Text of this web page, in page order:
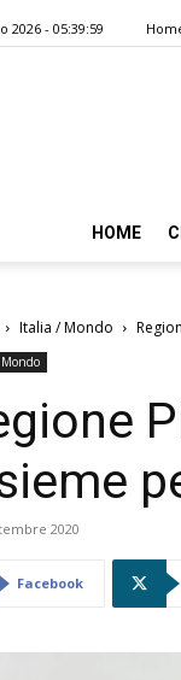
2026 - 05:39:59
HOME
Italia / Mondo
2020
Facebook